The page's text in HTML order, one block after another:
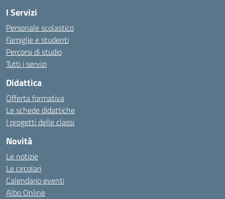
I Servizi
Personale scolastico
Famiglie e studenti
Percorsi di studio
Tutti i servizi
Didattica
Offerta formativa
Le schede didattiche
I progetti delle classi
Novità
Le notizie
Le circolari
Calendario eventi
Albo Online